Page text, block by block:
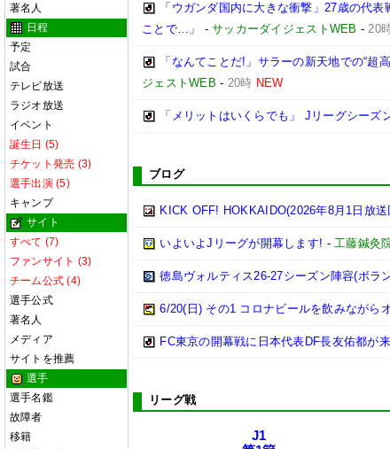
著名人
日程
予定
試合
テレビ放送
ラジオ放送
イベント
誕生日 (5)
チケット発売 (3)
選手出演 (5)
キャンプ
サイト
すべて (7)
ファンサイト (3)
チーム公式 (4)
選手公式
著名人
メディア
サイトを推薦
選手
選手名鑑
故障者
移籍
「ウガンダ国内に大きな衝撃」27歳の代
ことで…」
-サッカーダイジェストWEB -20
「なんてことだ!」サラーの新天地での“
ジェストWEB - 20時 NEW
「メリットはいくらでも」 Jリーグシーズ
ブログ
KICK OFF! HOKKAIDO(2026年8月1日放送
いよいよJリーグが開幕します! -工藤鍼灸
徳島ヴォルティス26-27シーズン陣容(ボラ
6/20(日) その1 コロナビールを飲みながら
FC東京の開幕戦に日本代表DF長友佑都が
リーグ戦
J1